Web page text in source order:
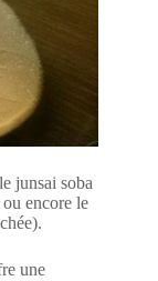
junsai soba
ou encore le
une